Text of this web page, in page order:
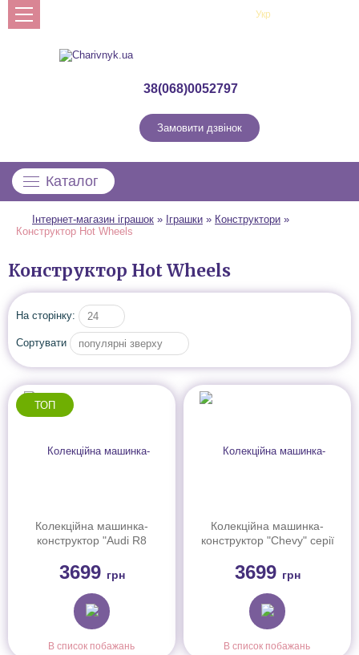
Укр
38(068)0052797
Замовити дзвінок
Каталог
Інтернет-магазин іграшок » Іграшки » Конструктори »
Конструктор Hot Wheels
Конструктор Hot Wheels
На сторінку: 24
Сортувати популярні зверху
ТОП
Колекційна машинка-
конструктор "Audi R8
Brick Shop (JFT18)
3699 грн
В список побажань
Колекційна машинка-
конструктор "Chevy" серії
(JFT20)
3699 грн
В список побажань